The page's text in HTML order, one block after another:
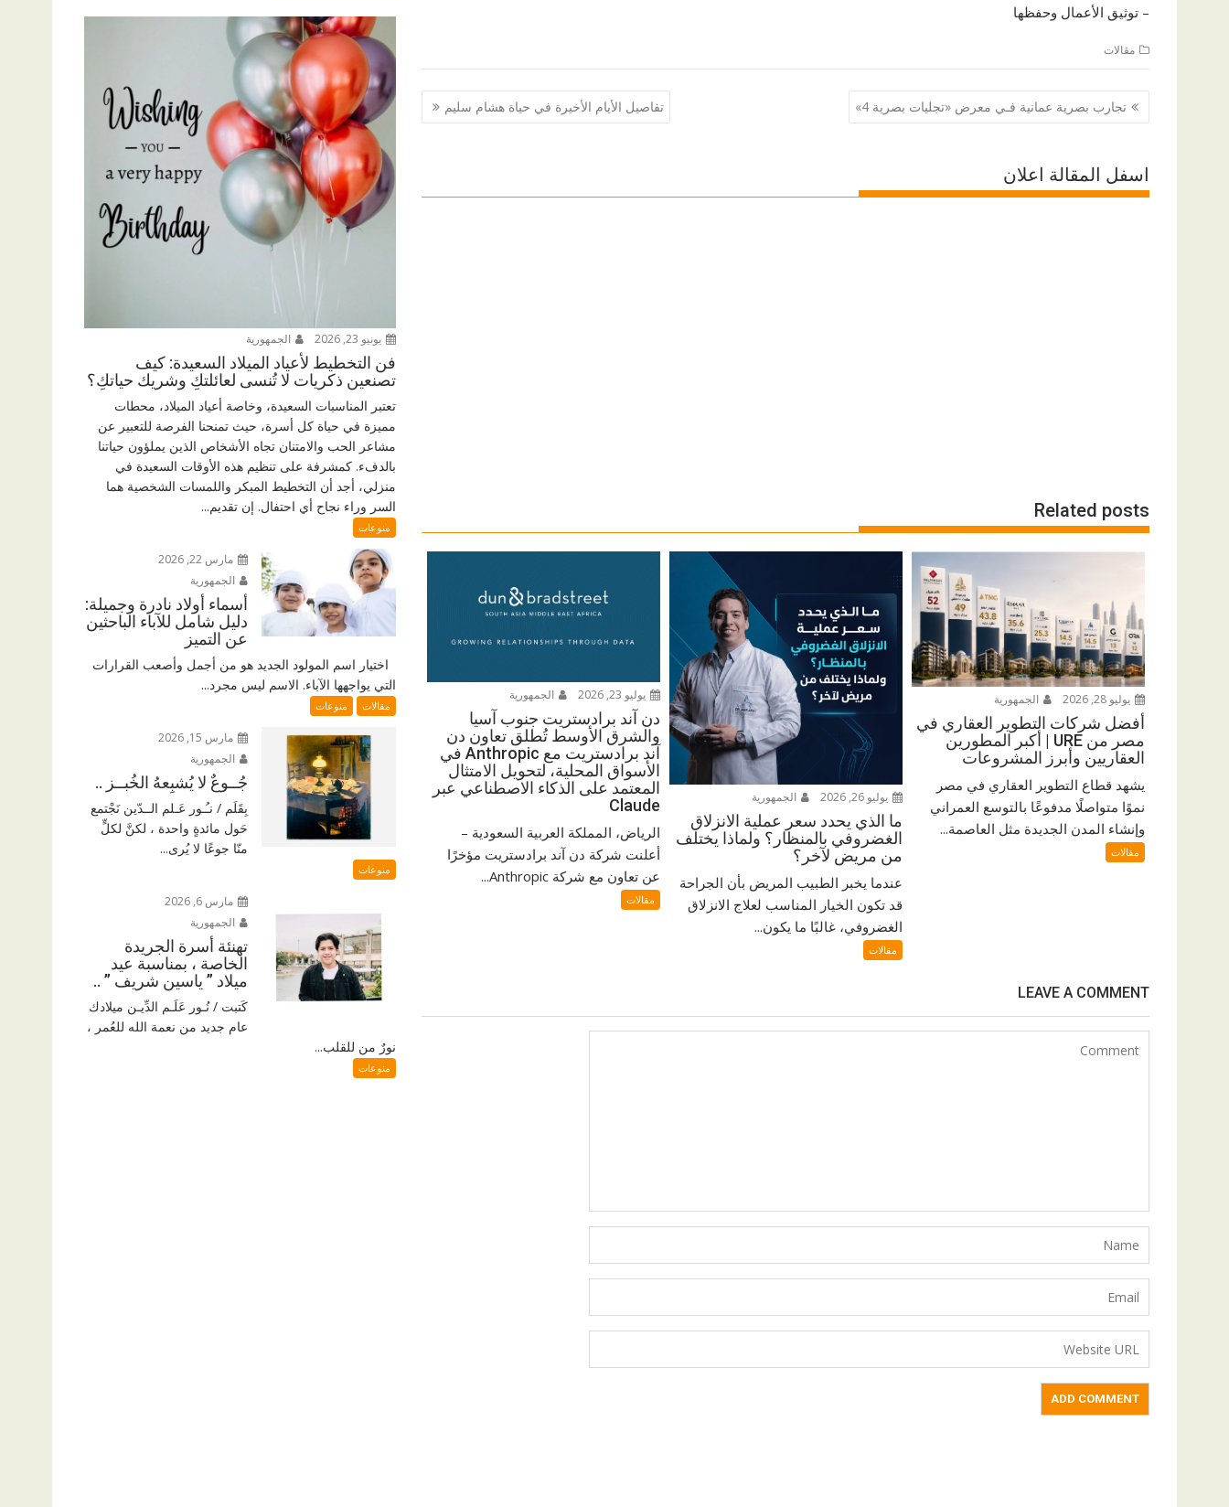
– توثيق الأعمال وحفظها
مقالات
تصفّح
المقالات
تجارب بصرية عمانية فـي معرض «تجليات بصرية 4» تفاصيل الأيام الأخيرة في حياة هشام سليم
اسفل المقالة اعلان
Related posts
يوليو 28, 2026 الجمهورية
أفضل شركات التطوير العقاري في
مصر من URE | أكبر المطورين
العقاريين وأبرز المشروعات
يشهد قطاع التطوير العقاري في مصر
نموًا متواصلًا مدفوعًا بالتوسع العمراني
وإنشاء المدن الجديدة مثل العاصمة...
مقالات
يوليو 26, 2026 الجمهورية
ما الذي يحدد سعر عملية الانزلاق
الغضروفي بالمنظار؟ ولماذا يختلف
من مريض لآخر؟
عندما يخبر الطبيب المريض بأن الجراحة
قد تكون الخيار المناسب لعلاج الانزلاق
الغضروفي، غالبًا ما يكون...
مقالات
يوليو 23, 2026 الجمهورية
دن آند برادستريت جنوب آسيا
والشرق الأوسط تُطلق تعاون دن
آند برادستريت مع Anthropic في
الأسواق المحلية، لتحويل الامتثال
المعتمد على الذكاء الاصطناعي عبر
Claude
الرياض، المملكة العربية السعودية –
أعلنت شركة دن آند برادستريت مؤخرًا
عن تعاون مع شركة Anthropic...
مقالات
LEAVE A COMMENT
يونيو 23, 2026 الجمهورية
فن التخطيط لأعياد الميلاد السعيدة: كيف
تصنعين ذكريات لا تُنسى لعائلتكِ وشريك حياتكِ؟
تعتبر المناسبات السعيدة، وخاصة أعياد الميلاد، محطات
مميزة في حياة كل أسرة، حيث تمنحنا الفرصة للتعبير عن
مشاعر الحب والامتنان تجاه الأشخاص الذين يملؤون حياتنا
بالدفء. كمشرفة على تنظيم هذه الأوقات السعيدة في
منزلي، أجد أن التخطيط المبكر واللمسات الشخصية هما
السر وراء نجاح أي احتفال. إن تقديم...
منوعات
مارس 22, 2026
الجمهورية
أسماء أولاد نادرة وجميلة:
دليل شامل للآباء الباحثين
عن التميز
اختيار اسم المولود الجديد هو من أجمل وأصعب القرارات
التي يواجهها الآباء. الاسم ليس مجرد...
مقالات منوعات
مارس 15, 2026
الجمهورية
جُــوعٌ لا يُشبِعهُ الخُبــز ..
بِقَلَم / نـُـور عَـلم الــدّين نَجْتمع
حَول مائدةٍ واحدة ، لكنَّ لكلٍّ
منّا جوعًا لا يُرى...
منوعات
مارس 6, 2026
الجمهورية
تهنئة أسرة الجريدة
الخاصة ، بمناسبة عيد
ميلاد ” ياسين شريف ” ..
كَتبت / نُـور عَلَـم الدِّيـن ميلادك
عام جديد من نعمة الله للعُمر ،
نورٌ من للقلب...
منوعات